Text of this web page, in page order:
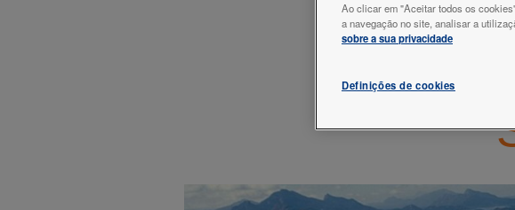
Ao clicar em "Aceitar todos os
a navegação no site, analisar a
sobre a sua privacidade
Definições de cookies